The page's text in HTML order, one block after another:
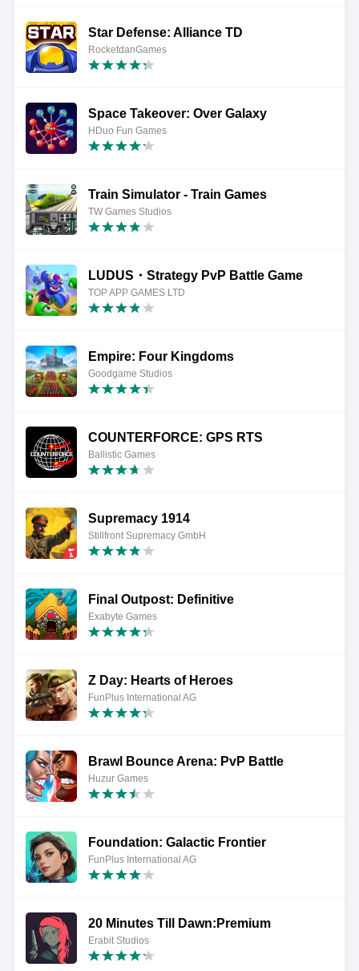
Star Defense: Alliance TD
RocketdanGames
Space Takeover: Over Galaxy
HDuo Fun Games
Train Simulator - Train Games
TW Games Studios
LUDUS・Strategy PvP Battle Game
TOP APP GAMES LTD
Empire: Four Kingdoms
Goodgame Studios
COUNTERFORCE: GPS RTS
Ballistic Games
Supremacy 1914
Stillfront Supremacy GmbH
Final Outpost: Definitive
Exabyte Games
Z Day: Hearts of Heroes
FunPlus International AG
Brawl Bounce Arena: PvP Battle
Huzur Games
Foundation: Galactic Frontier
FunPlus International AG
20 Minutes Till Dawn:Premium
Erabit Studios